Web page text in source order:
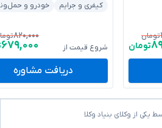
تومان
تومان
کیفری و جرایم
خودرو و
شروع قیمت از
۸۲۰,۰۰۰
۶۷۹,۰۰۰
دریافت مشاوره
یکی از وکلای بنیاد وکلا